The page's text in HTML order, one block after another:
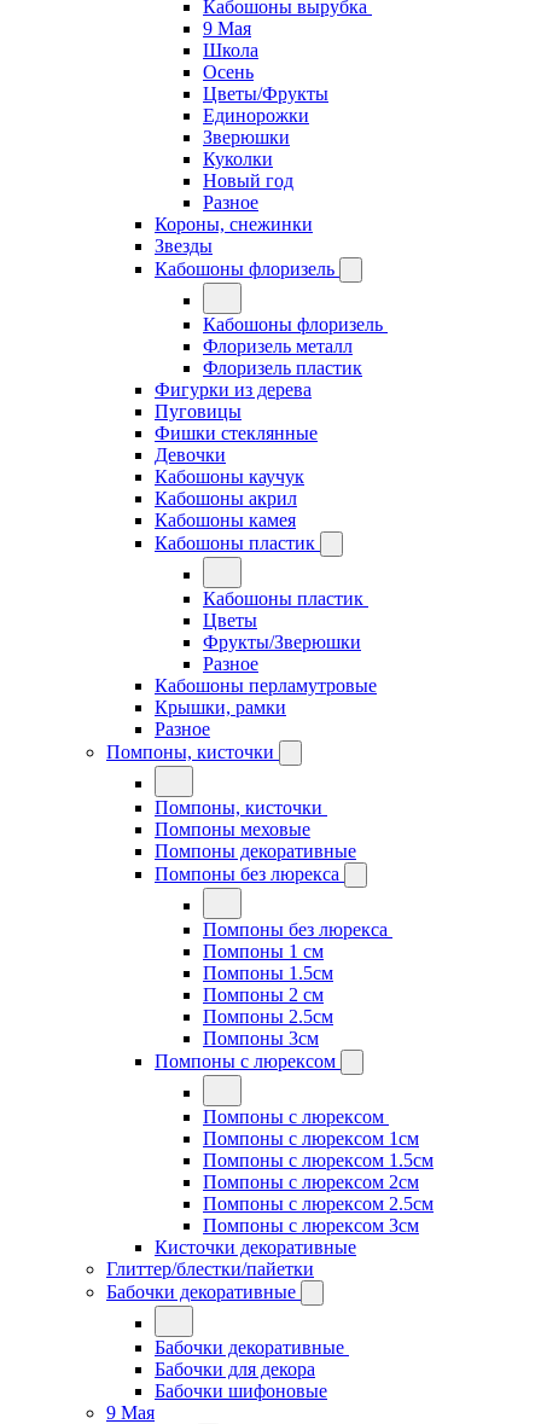
Кабошоны вырубка
9 Мая
Школа
Осень
Цветы/Фрукты
Единорожки
Зверюшки
Куколки
Новый год
Разное
Короны, снежинки
Звезды
Кабошоны флоризель
Кабошоны флоризель
Флоризель металл
Флоризель пластик
Фигурки из дерева
Пуговицы
Фишки стеклянные
Девочки
Кабошоны каучук
Кабошоны акрил
Кабошоны камея
Кабошоны пластик
Кабошоны пластик
Цветы
Фрукты/Зверюшки
Разное
Кабошоны перламутровые
Крышки, рамки
Разное
Помпоны, кисточки
Помпоны, кисточки
Помпоны меховые
Помпоны декоративные
Помпоны без люрекса
Помпоны без люрекса
Помпоны 1 см
Помпоны 1.5см
Помпоны 2 см
Помпоны 2.5см
Помпоны 3см
Помпоны с люрексом
Помпоны с люрексом
Помпоны с люрексом 1см
Помпоны с люрексом 1.5см
Помпоны с люрексом 2см
Помпоны с люрексом 2.5см
Помпоны с люрексом 3см
Кисточки декоративные
Глиттер/блестки/пайетки
Бабочки декоративные
Бабочки декоративные
Бабочки для декора
Бабочки шифоновые
9 Мая